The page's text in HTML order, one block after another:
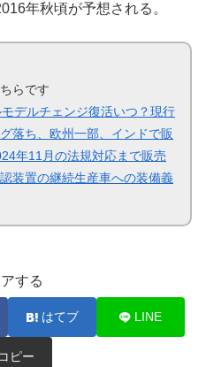
年秋頃が予想される。
らです
デルチェンジ復活いつ？現行
落ち、欧州一部、インドで販
年11月の法規対応まで販売
装置の継続生産車への装備義
する
はてブ LINE
コピー